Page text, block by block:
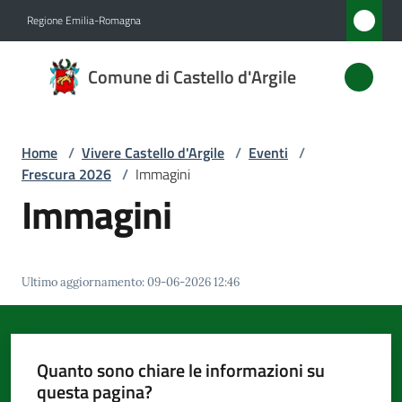
Regione Emilia-Romagna
Comune di Castello d'Argile
Comune
di
d'Argile
Amministrazione
Vivere
Castello
Home / Vivere Castello d'Argile / Eventi /
Frescura 2026 / Immagini
Immagini
Ultimo aggiornamento:09-06-2026 12:46
Quanto sono chiare le informazioni su
questa pagina?